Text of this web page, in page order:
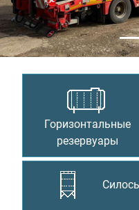
Горизонтальные
резервуары